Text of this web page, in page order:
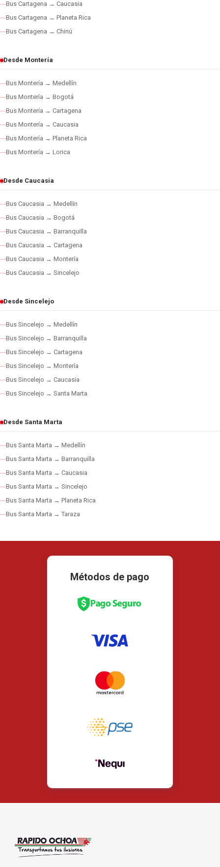
Bus Cartagena → Caucasia
Bus Cartagena → Planeta Rica
Bus Cartagena → Chinú
Desde Montería
Bus Montería → Medellín
Bus Montería → Bogotá
Bus Montería → Cartagena
Bus Montería → Caucasia
Bus Montería → Planeta Rica
Bus Montería → Lorica
Desde Caucasia
Bus Caucasia → Medellín
Bus Caucasia → Bogotá
Bus Caucasia → Barranquilla
Bus Caucasia → Cartagena
Bus Caucasia → Montería
Bus Caucasia → Sincelejo
Desde Sincelejo
Bus Sincelejo → Medellín
Bus Sincelejo → Barranquilla
Bus Sincelejo → Cartagena
Bus Sincelejo → Montería
Bus Sincelejo → Caucasia
Bus Sincelejo → Santa Marta
Desde Santa Marta
Bus Santa Marta → Medellín
Bus Santa Marta → Barranquilla
Bus Santa Marta → Caucasia
Bus Santa Marta → Sincelejo
Bus Santa Marta → Planeta Rica
Bus Santa Marta → Taraza
Métodos de pago